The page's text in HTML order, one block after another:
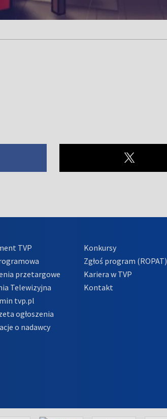
TVP
przetargowe
Telewizyjna
tvp.pl
ogłoszenia
o nadawcy
Konkursy
Zgłoś program (ROPAT)
Kariera w TVP
Kontakt